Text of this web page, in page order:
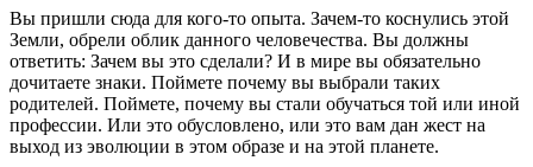
Вы пришли сюда для кого-то опыта. Зачем-то коснулись этой
Земли, обрели облик данного человечества. Вы должны
ответить: Зачем вы это сделали? И в мире вы обязательно
дочитаете знаки. Поймете почему вы выбрали таких
родителей. Поймете, почему вы стали обучаться той или иной
профессии. Или это обусловлено, или это вам дан жест на
выход из эволюции в этом образе и на этой планете.